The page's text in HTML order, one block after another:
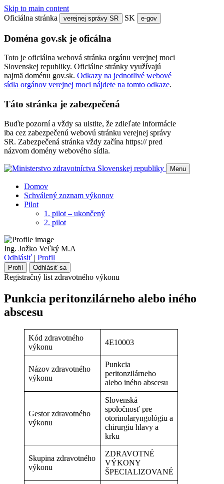
Skip to main content
Oficiálna stránka
verejnej správy SR SK e-gov
Doména gov.sk je oficálna
Toto je oficiálna webová stránka orgánu verejnej moci
Slovenskej republiky. Oficiálne stránky využívajú
najmä doménu gov.sk. Odkazy na jednotlivé webové
sídla orgánov verejnej moci nájdete na tomto odkaze.
Táto stránka je zabezpečená
Buďte pozorní a vždy sa uistite, že zdieľate informácie
iba cez zabezpečenú webovú stránku verejnej správy
SR. Zabezpečená stránka vždy začína https:// pred
názvom domény webového sídla.
Menu
Domov
Schválený zoznam výkonov
Pilot
1. pilot – ukončený
2. pilot
Ing. Jožko Veľký M.A
Odhlásiť | Profil
Profil Odhlásiť sa
Registračný list zdravotného výkonu
Punkcia peritonzilárneho alebo iného
abscesu
Kód zdravotného
výkonu
4E10003
Názov zdravotného
výkonu
Punkcia
peritonzilárneho
alebo iného abscesu
Gestor zdravotného
výkonu
Slovenská
spoločnosť pre
otorinolaryngológiu a
chirurgiu hlavy a
krku
Skupina zdravotného
výkonu
ZDRAVOTNÉ
VÝKONY
ŠPECIALIZOVANÉ